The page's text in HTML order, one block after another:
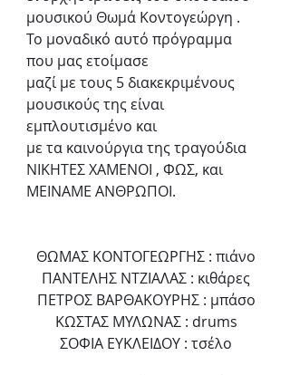
μουσικού Θωμά Κοντογεώργη .
Το μοναδικό αυτό πρόγραμμα
που μας ετοίμασε
μαζί με τους 5 διακεκριμένους
μουσικούς της είναι
εμπλουτισμένο και
με τα καινούργια της τραγούδια
ΝΙΚΗΤΕΣ ΧΑΜΕΝΟΙ , ΦΩΣ, και
ΜΕΙΝΑΜΕ ΑΝΘΡΩΠΟΙ.
ΘΩΜΑΣ ΚΟΝΤΟΓΕΩΡΓΗΣ : πιάνο
ΠΑΝΤΕΛΗΣ ΝΤΖΙΑΛΑΣ : κιθάρες
ΠΕΤΡΟΣ ΒΑΡΘΑΚΟΥΡΗΣ : μπάσο
ΚΩΣΤΑΣ ΜΥΛΩΝΑΣ : drums
ΣΟΦΙΑ ΕΥΚΛΕΙΔΟΥ : τσέλο